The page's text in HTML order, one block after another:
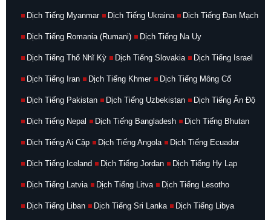
Dịch Tiếng Myanmar Dịch Tiếng Ukraina Dịch Tiếng Đan Mạch
Dịch Tiếng Romania (Rumani) Dịch Tiếng Na Uy
Dịch Tiếng Thổ Nhĩ Kỳ Dịch Tiếng Slovakia Dịch Tiếng Israel
Dịch Tiếng Iran Dịch Tiếng Khmer Dịch Tiếng Mông Cổ
Dịch Tiếng Pakistan Dịch Tiếng Uzbekistan Dịch Tiếng Ấn Độ
Dịch Tiếng Nepal Dịch Tiếng Bangladesh Dịch Tiếng Bhutan
Dịch Tiếng Ai Cập Dịch Tiếng Angola Dịch Tiếng Ecuador
Dịch Tiếng Iceland Dịch Tiếng Jordan Dịch Tiếng Hy Lạp
Dịch Tiếng Latvia Dịch Tiếng Litva Dịch Tiếng Lesotho
Dịch Tiếng Liban Dịch Tiếng Sri Lanka Dịch Tiếng Libya